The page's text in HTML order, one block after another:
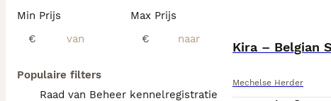
Min Prijs
€
Max Prijs
€
Populaire filters
Raad van Beheer kennelregistratie
Kira – Belgian
Mechelse Herder